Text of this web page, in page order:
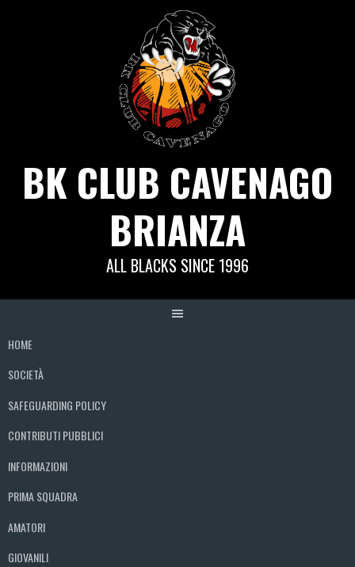
BK CLUB CAVENAGO
BRIANZA
ALL BLACKS SINCE 1996
HOME
SOCIETÀ
SAFEGUARDING POLICY
CONTRIBUTI PUBBLICI
INFORMAZIONI
PRIMA SQUADRA
AMATORI
GIOVANILI